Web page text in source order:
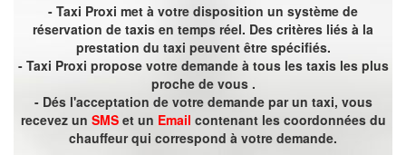
- Taxi Proxi met à votre disposition un système de
réservation de taxis en temps réel. Des critères liés à la
prestation du taxi peuvent être spécifiés.
- Taxi Proxi propose votre demande à tous les taxis les plus
proche de vous .
- Dés l'acceptation de votre demande par un taxi, vous
recevez un SMSet un Email contenant les coordonnées du
chauffeur qui correspond à votre demande.